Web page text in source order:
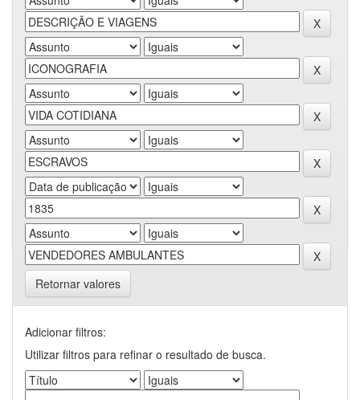
Retornar valores
Adicionar filtros:
Utilizar filtros para refinar o resultado de busca.